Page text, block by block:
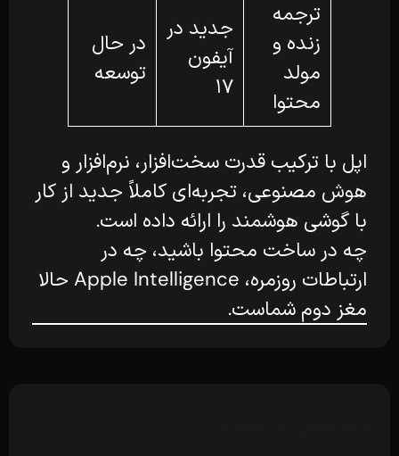
ترجمه
زنده و
مولد
محتوا
جدید در
آیفون
۱۷
در حال
توسعه
اپل با ترکیب قدرت سخت‌افزار، نرم‌افزار و
هوش مصنوعی، تجربه‌ای کاملاً جدید از کار
با گوشی هوشمند را ارائه داده است.
چه در ساخت محتوا باشید، چه در
ارتباطات روزمره، Apple Intelligence حالا
مغز دوم شماست.